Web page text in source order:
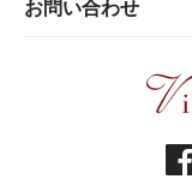
お問い合わせ